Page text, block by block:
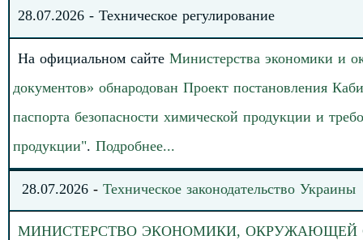
28.07.2026 - Техническое регулирование
На официальном сайте Министерства экономики и
документов» обнародован Проект постановления
паспорта безопасности химической продукции и
продукции". Подробнее...
28.07.2026 - Техническое законодательство Украины
МИНИСТЕРСТВО ЭКОНОМИКИ, ОКРУЖАЮЩЕЙ